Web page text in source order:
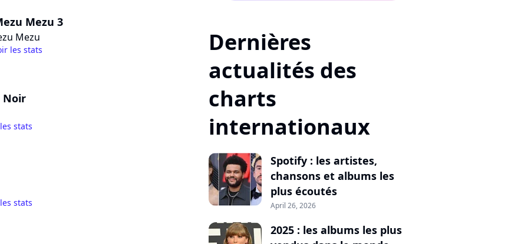
Mezu 3
Mezu
les stats
Noir
stats
stats
Dernières
actualités des
charts
internationaux
Spotify : les artistes,
chansons et albums les
plus écoutés
April 26, 2026
2025 : les albums les plus